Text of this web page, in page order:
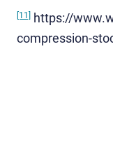
[11]
https://
compression-